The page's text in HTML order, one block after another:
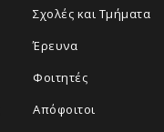
Σχολές και Τμήματα
Έρευνα
Φοιτητές
Απόφοιτοι